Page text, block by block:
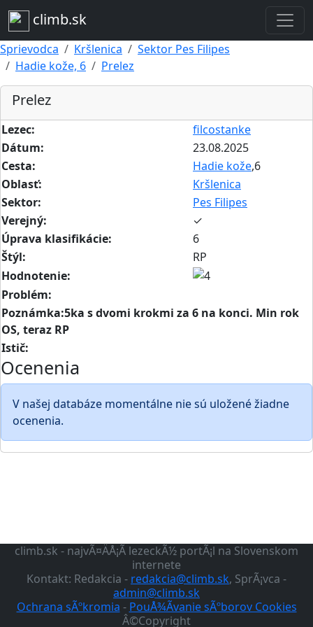
climb.sk
Sprievodca Kršlenica
Sektor Pes Filipes
Hadie kože, 6
Prelez
Prelez
Lezec:
filcostanke
Dátum:
23.08.2025
Cesta:
Hadie kože,6
Oblasť:
Kršlenica
Sektor:
Pes Filipes
Verejný:
✓
Úprava klasifikácie:
6
Štýl:
RP
Hodnotenie:
Problém:
Poznámka:5ka s dvomi krokmi za 6 na konci. Min rok
OS, teraz RP
Istič:
Ocenenia
V našej databáze momentálne nie sú uložené žiadne
ocenenia.
climb.sk - najvÃ¤ÄÅ¡Ã­ lezeckÃ½ portÃ¡l na Slovenskom
internete
Kontakt: Redakcia - redakcia@climb.sk, SprÃ¡vca -
admin@climb.sk
Ochrana sÃºkromia - PouÅ¾Ã­vanie sÃºborov Cookies
Â©Copyright